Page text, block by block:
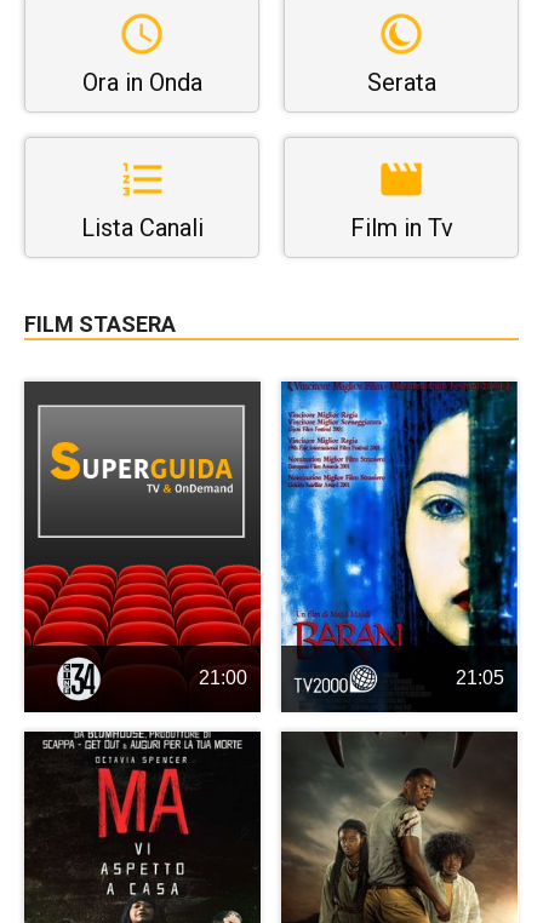
Ora in Onda Serata
Lista Canali Film in Tv
FILM STASERA
21:00 21:05